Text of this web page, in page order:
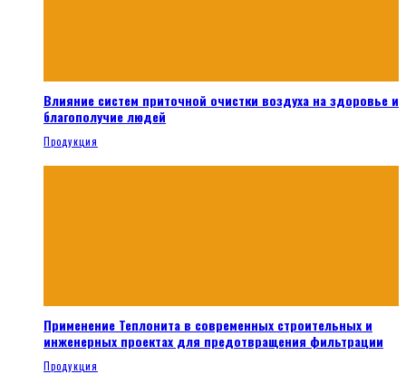
Влияние систем приточной очистки воздуха на здоровье и
благополучие людей
Продукция
Применение Теплонита в современных строительных и
инженерных проектах для предотвращения фильтрации
Продукция